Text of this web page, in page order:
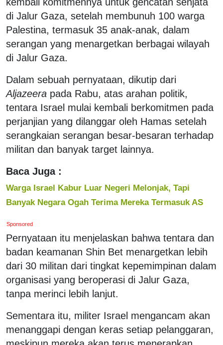
di Jalur Gaza, setelah membunuh 100 warga
Palestina, termasuk 35 anak-anak, dalam
serangan yang menargetkan berbagai wilayah
di Jalur Gaza.
Dalam sebuah pernyataan, dikutip dari
Aljazeera pada Rabu, atas arahan politik,
tentara Israel mulai kembali berkomitmen pada
perjanjian yang dilanggar oleh Hamas setelah
serangkaian serangan besar-besaran terhadap
militan dan banyak target lainnya.
Baca Juga :
Warga Israel Kabur Luar Negeri Melonjak, Tapi
Banyak Negara Ogah Terima Mereka Termasuk AS
Sponsored
Pernyataan itu menjelaskan bahwa tentara dan
badan keamanan Shin Bet menargetkan lebih
dari 30 militan dari tingkat kepemimpinan dalam
organisasi yang beroperasi di Jalur Gaza,
tanpa merinci lebih lanjut.
Sementara itu, militer Israel mengancam akan
menanggapi dengan keras setiap pelanggaran,